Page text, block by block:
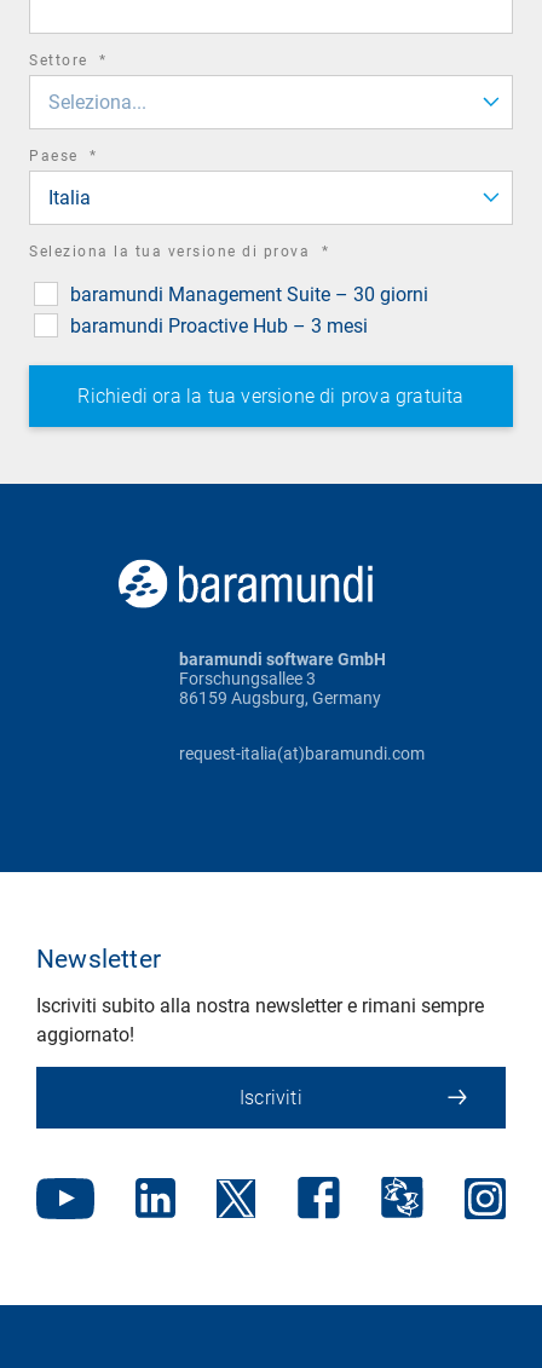
Settore *
Seleziona...
Paese *
Italia
Seleziona la tua versione di prova *
baramundi Management Suite – 30 giorni
baramundi Proactive Hub – 3 mesi
baramundi software GmbH
Forschungsallee 3
86159 Augsburg, Germany
request-italia(at)baramundi.com
Newsletter
Iscriviti subito alla nostra newsletter e rimani sempre
aggiornato!
Iscriviti